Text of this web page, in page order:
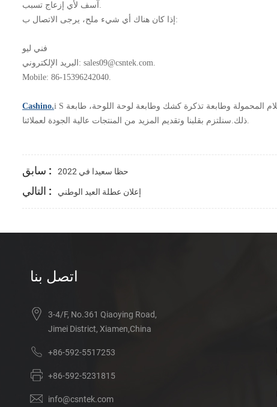
آسف لأي إزعاج تسبب.
إذا كان هناك أي شيء ملح، يرجى الاتصال ب:
فني ليو
البريد الإلكتروني: sales09@csntek.com.
Mobile: 86-15396242040.
Cashino.i S من حلول الطباعة المهنية ومتخصصة للغاية في البحث والتطوير وتصنيع وتسويق طابعة استلام المحمولة وطابعة تذكرة كشك وطابعة لوحة اللوحة، طابعة POS، طابعة الباركود، لوحة تحكم الطابعة وما إلى
ذلك.سنلتزم بقلبنا وتقديم المزيد من المنتجات عالية الجودة لعملائنا.
سابق : حظا سعيدا في 2022
التالي : إعلان عطلة العيد الوطني
اتصل بنا
3-4/F, No.361 Qiaoying Road,
Jimei District, Xiamen,China
+86-592-5517253
+86-592-5231815
info@csntek.com